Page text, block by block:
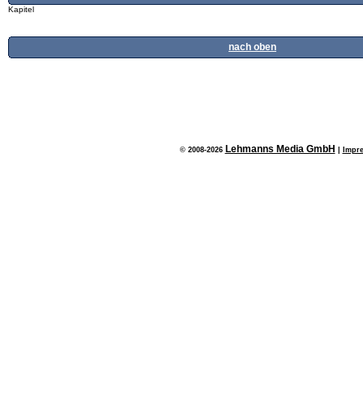
Kapitel
nach oben
© 2008-2026 Lehmanns Media GmbH